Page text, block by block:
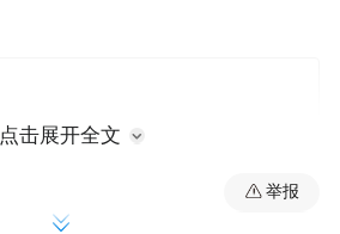
点击展开全文
举报